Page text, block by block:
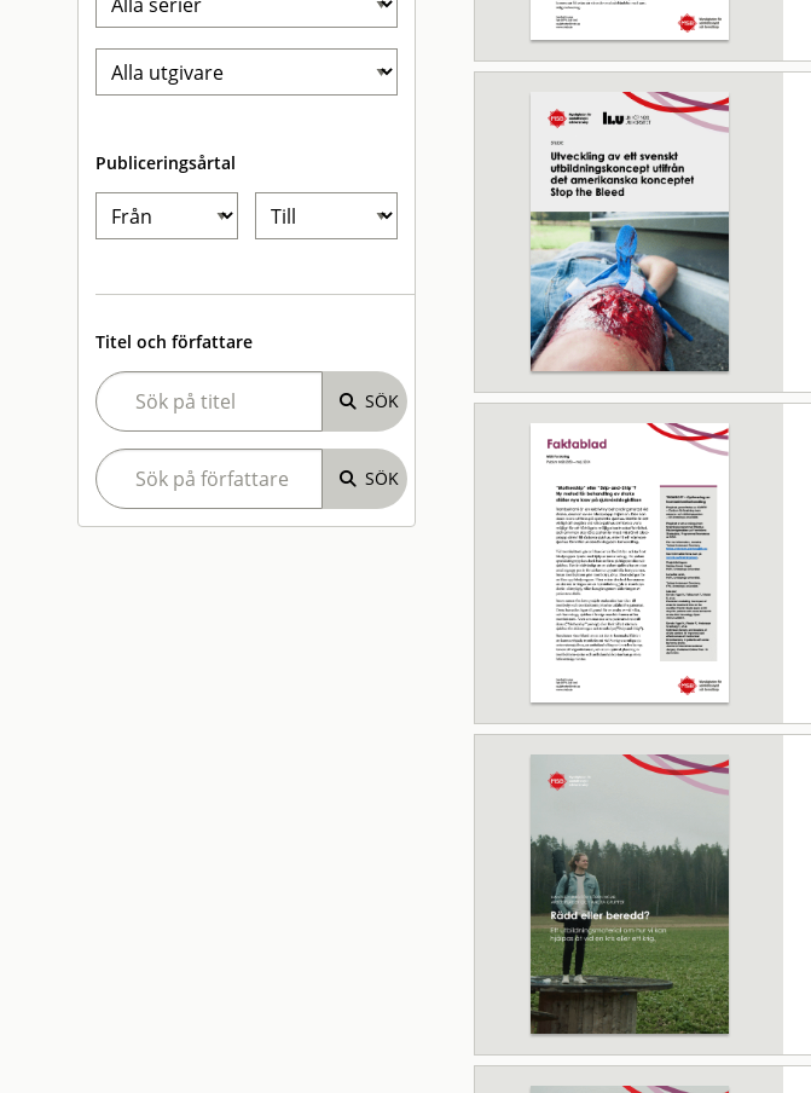
Publiceringsårtal
Titel och författare